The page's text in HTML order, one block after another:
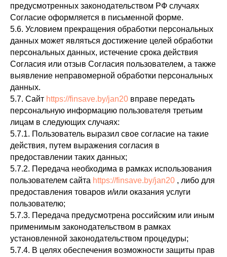
предусмотренных законодательством РФ случаях
Согласие оформляется в письменной форме.
5.6. Условием прекращения обработки персональных
данных может являться достижение целей обработки
персональных данных, истечение срока действия
Согласия или отзыв Согласия пользователем, а также
выявление неправомерной обработки персональных
данных.
5.7. Сайт https://finsave.by/jan20 вправе передать
персональную информацию пользователя третьим
лицам в следующих случаях:
5.7.1. Пользователь выразил свое согласие на такие
действия, путем выражения согласия в
предоставлении таких данных;
5.7.2. Передача необходима в рамках использования
пользователем сайта https://finsave.by/jan20 , либо для
предоставления товаров и/или оказания услуги
пользователю;
5.7.3. Передача предусмотрена российским или иным
применимым законодательством в рамках
установленной законодательством процедуры;
5.7.4. В целях обеспечения возможности защиты прав